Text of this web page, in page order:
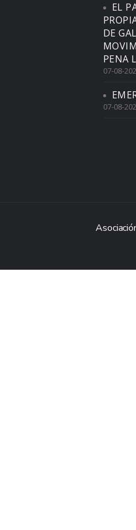
EL
DE
PENA
07-08-
07-08-